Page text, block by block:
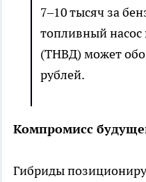
7–10 тысяч за
топливный насос
(ТНВД) может
рублей.
Компромисс
Гибриды